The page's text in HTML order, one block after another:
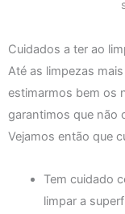
Cuidados a ter ao
Até as limpezas
estimarmos bem os
garantimos que não
Vejamos então que
Tem cuidado
limpar a